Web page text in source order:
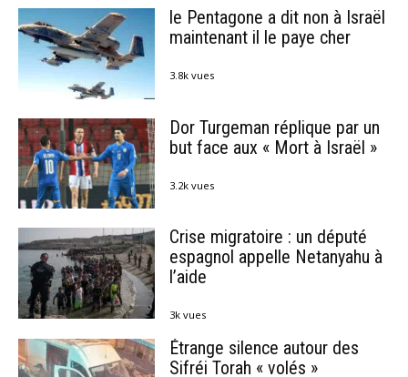
le Pentagone a dit non à Israël
maintenant il le paye cher
3.8k vues
Dor Turgeman réplique par un
but face aux « Mort à Israël »
3.2k vues
Crise migratoire : un député
espagnol appelle Netanyahu à
l’aide
3k vues
Étrange silence autour des
Sifréi Torah « volés »